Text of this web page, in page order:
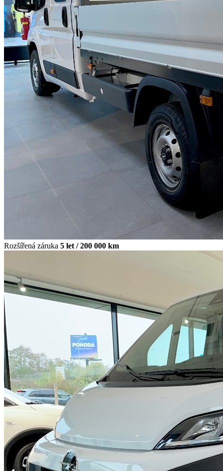
Rozšířená záruka 5 let / 200 000 km